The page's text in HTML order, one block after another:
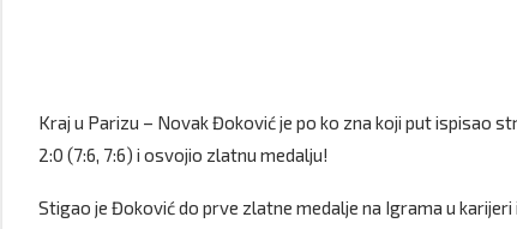
Kraj u Parizu – Novak Đoković je po ko zna koji put ispisao
2:0 (7:6, 7:6) i osvojio zlatnu medalju!
Stigao je Đoković do prve zlatne medalje na Igrama u